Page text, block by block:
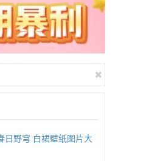
日野穹 白裙壁纸图片大